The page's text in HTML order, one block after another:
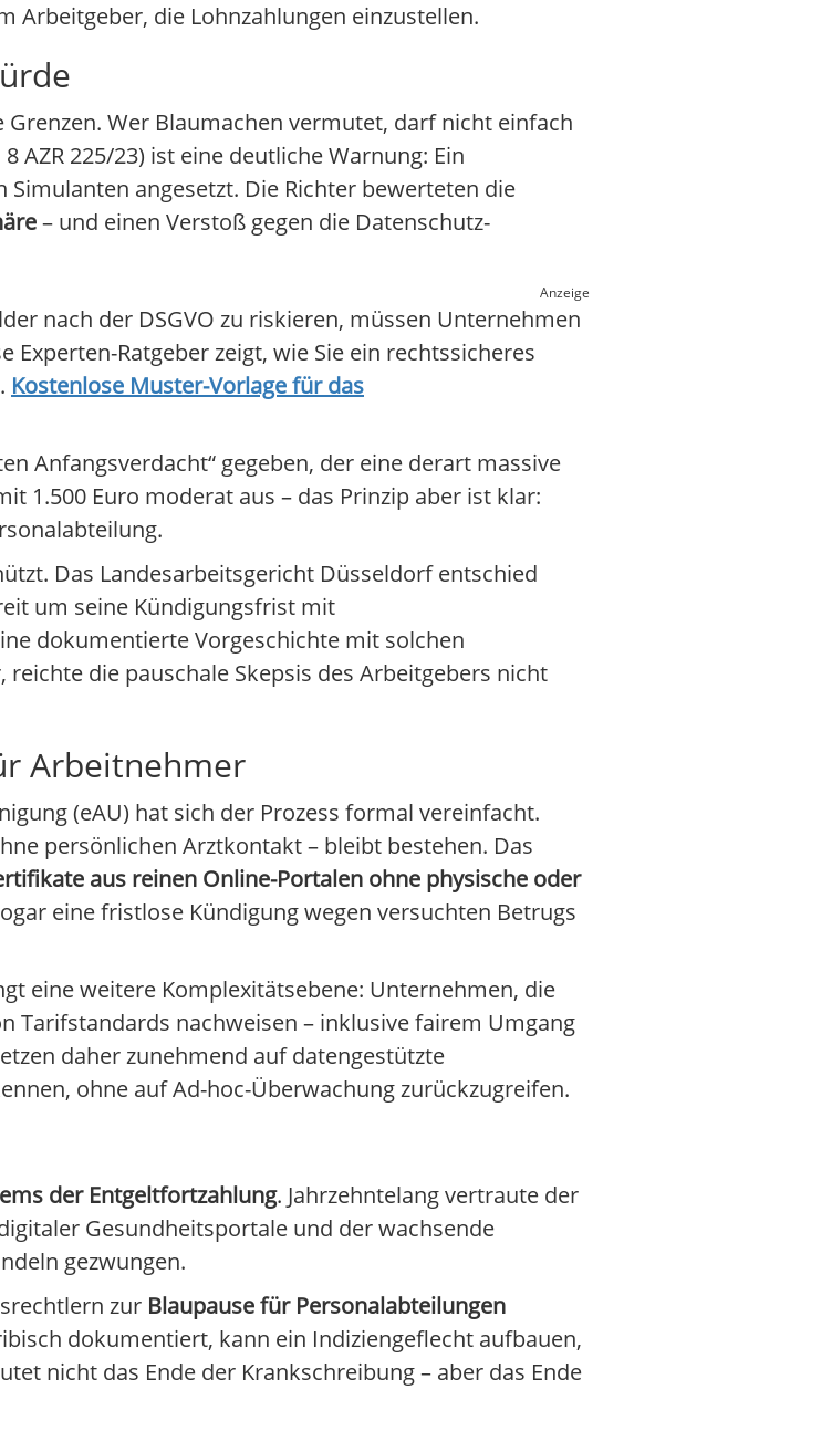
Arbeitgeber, die Lohnzahlungen einzustellen.
Wer Blaumachen vermutet, darf nicht einfach
AZR 225/23) ist eine deutliche Warnung: Ein
angesetzt. Die Richter bewerteten die
– und einen Verstoß gegen die Datenschutz-
Anzeige
nach der DSGVO zu riskieren, müssen Unternehmen
Ratgeber zeigt, wie Sie ein rechtssicheres
Kostenlose Muster-Vorlage für das
Anfangsverdacht“ gegeben, der eine derart massive
1.500 Euro moderat aus – das Prinzip aber ist klar:
Das Landesarbeitsgericht Düsseldorf entschied
um seine Kündigungsfrist mit
dokumentierte Vorgeschichte mit solchen
die pauschale Skepsis des Arbeitgebers nicht
Arbeitnehmer
(eAU) hat sich der Prozess formal vereinfacht.
persönlichen Arztkontakt – bleibt bestehen. Das
aus reinen Online-Portalen ohne physische oder
eine fristlose Kündigung wegen versuchten Betrugs
eine weitere Komplexitätsebene: Unternehmen, die
Tarifstandards nachweisen – inklusive fairem Umgang
daher zunehmend auf datengestützte
ohne auf Ad-hoc-Überwachung zurückzugreifen.
der Entgeltfortzahlung. Jahrzehntelang vertraute der
Gesundheitsportale und der wachsende
gezwungen.
zur Blaupause für Personalabteilungen
dokumentiert, kann ein Indiziengeflecht aufbauen,
nicht das Ende der Krankschreibung – aber das Ende